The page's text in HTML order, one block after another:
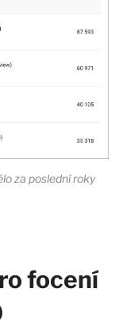
za poslední roky
focení